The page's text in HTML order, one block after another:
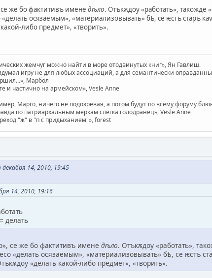
же бо фактитивъ имене дѣло. Отъкѫдоу «работать», такожде
осязаемым», «материализовывать» бѣ, се ѥстъ старъ
либо предмет», «творить».
жемчуг можно найти в море отодвинутых книг», Ян Гавлиш.
игру не для любых ассоциаций, а для семантически
Марбол
и частично на армейском», Vesle Anne
Марго, ничего не подозревая, а потом будут по всему форуму
по патриархальным меркам слегка голодранец», Vesle Anne
"ж" в "п с придыханием"», forest
14, 2010, 19:45
14, 2010, 19:16
делать
се же бо фактитивъ имене дѣло. Отъкѫдоу «работать»,
«делать осязаемым», «материализовывать» бѣ, се ѥстъ
«делать какой-либо предмет», «творить».